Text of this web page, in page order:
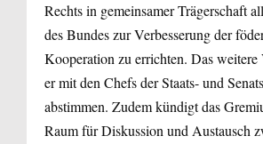
Rechts in gemeinsamer Trägerschaft
des Bundes zur Verbesserung der
Kooperation zu errichten. Das
er mit den Chefs der Staats- und
abstimmen. Zudem kündigt das
Raum für Diskussion und Austausch